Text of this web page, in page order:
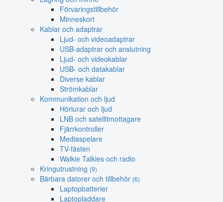
Förvaringstillbehör
Minneskort
Kablar och adaptrar
Ljud- och videoadaptrar
USB-adaptrar och anslutning
Ljud- och videokablar
USB- och datakablar
Diverse kablar
Strömkablar
Kommunikation och ljud
Hörlurar och ljud
LNB och satellitmottagare
Fjärrkontroller
Mediaspelare
TV-fästen
Walkie Talkies och radio
Kringutrustning (9)
Bärbara datorer och tillbehör (6)
Laptopbatterier
Laptopladdare